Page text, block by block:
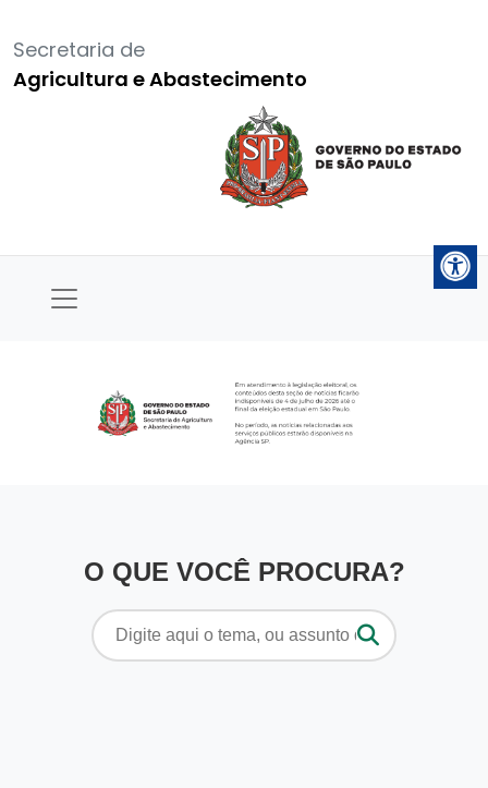
Secretaria de
Agricultura e Abastecimento
O QUE VOCÊ PROCURA?
Pesquisar
por: